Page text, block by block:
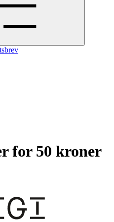
for 50 kroner